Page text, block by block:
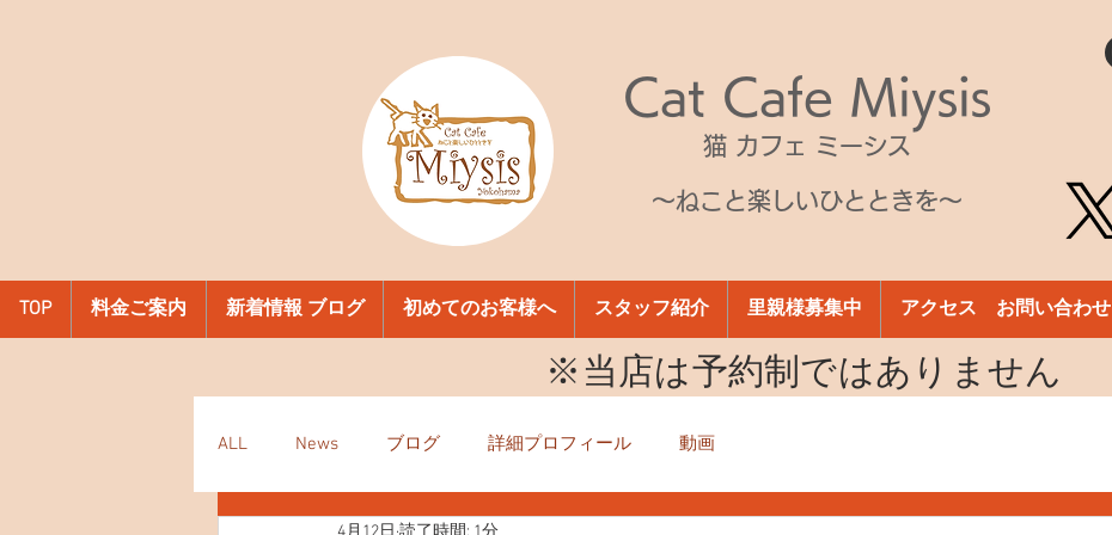
Cat Cafe Miysis
猫 カフェ ミーシス
～ねこと楽しいひとときを～
TOP 料金ご案内 新着情報 ブログ 初めてのお客様へ スタッフ紹介 里親様募集中 アクセス お問い合わせ
​※当店は予約制ではありません
ALL News ブログ 詳細プロフィール 動画